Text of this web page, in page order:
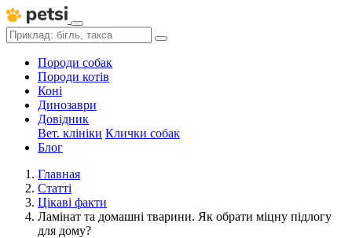
Породи собак
Породи котів
Коні
Динозаври
Довідник
Вет. клініки Клички собак
Блог
Главная
Статті
Цікаві факти
Ламінат та домашні тварини. Як обрати міцну підлогу
для дому?